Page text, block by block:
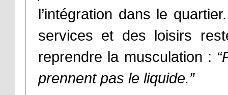
l’intégration dans le
services et des loisirs
reprendre la musculation :
prennent pas le liquide.”